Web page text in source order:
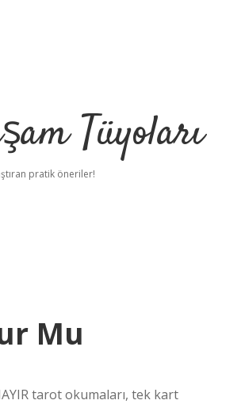
Tüyoları
pratik öneriler!
Mu
tarot okumaları, tek kart